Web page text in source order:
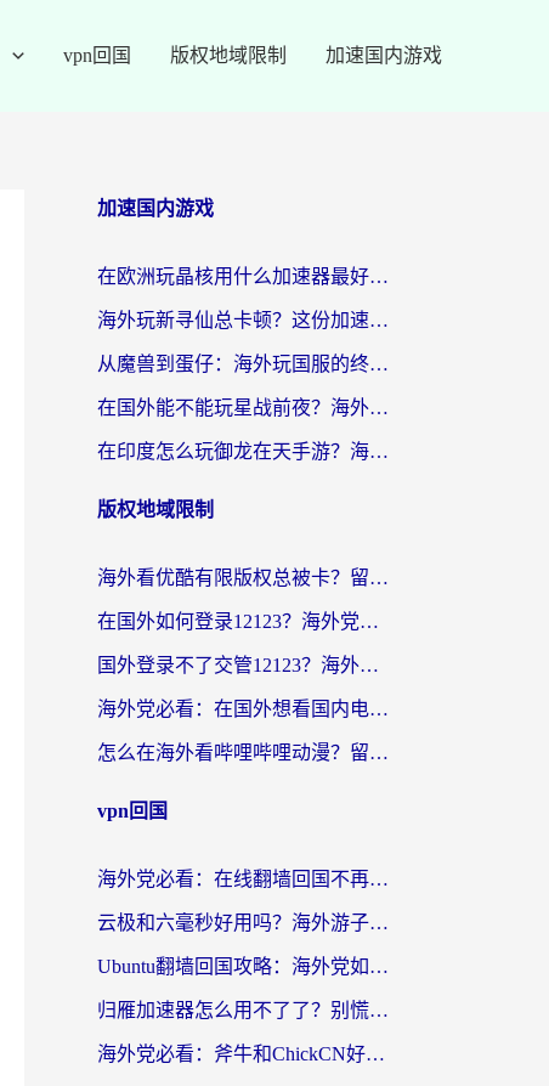
vpn回国 版权地域限制 加速国内游戏
加速国内游戏
在欧洲玩晶核用什么加速器最好呢？一个老玩家的真心话
海外玩新寻仙总卡顿？这份加速器选择指南让你秒回国服流畅体验
从魔兽到蛋仔：海外玩国服的终极加速指南，找到你的专属高速通道
在国外能不能玩星战前夜？海外党国服游戏不卡顿的秘密武器在这里
在印度怎么玩御龙在天手游？海外党畅玩国服的终极生存指南
版权地域限制
海外看优酷有限版权总被卡？留学生亲测有效的回国加速器选择指南
在国外如何登录12123？海外党必备的回国加速实用指南
国外登录不了交管12123？海外华人亲测有效的回国加速器选择指南
海外党必看：在国外想看国内电视剧用什么软件？3步解决地域限制
怎么在海外看哔哩哔哩动漫？留学生亲测有效的回国加速方案
vpn回国
海外党必看：在线翻墙回国不再难！教你选对加速器无缝刷国内资源
云极和六毫秒好用吗？海外游子解锁国内资源的真实答案
Ubuntu翻墙回国攻略：海外党如何选对加速器，无缝刷国内剧玩游戏？
归雁加速器怎么用不了了？别慌，这篇指南教你如何丝滑“回家”
海外党必看：斧牛和ChickCN好用吗？3款热门加速器实测+番茄加速器深度体验